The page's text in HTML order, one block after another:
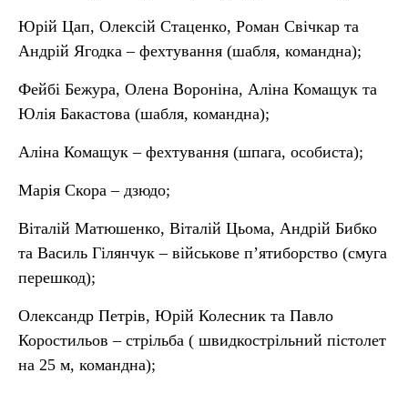
Юрій Цап, Олексій Стаценко, Роман Свічкар та
Андрій Ягодка – фехтування (шабля, командна);
Фейбі Бежура, Олена Вороніна, Аліна Комащук та
Юлія Бакастова (шабля, командна);
Аліна Комащук – фехтування (шпага, особиста);
Марія Скора – дзюдо;
Віталій Матюшенко, Віталій Цьома, Андрій Бибко
та Василь Гілянчук – військове п’ятиборство (смуга
перешкод);
Олександр Петрів, Юрій Колесник та Павло
Коростильов – стрільба ( швидкострільний пістолет
на 25 м, командна);